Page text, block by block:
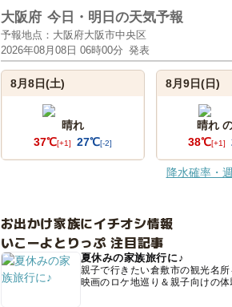
大阪府 今日・明日の天気予報
予報地点：大阪府大阪市中央区
2026年08月08日 06時00分 発表
8月8日(土)
晴れ
37℃[+1] 27℃[-2]
8月9日(日)
晴れ
38℃[+1]
降水確率・
お出かけ家族にイチオシ情報
いこーよとりっぷ 注目記事
夏休みの家族旅行に♪
親子で行きたい倉敷市の観光名
映画のロケ地巡り＆親子向けの